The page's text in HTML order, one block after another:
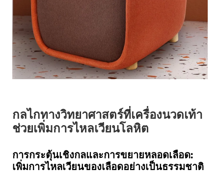
กลไกทางวิทยาศาสตร์ที่เครื่องนวดเท้า
ช่วยเพิ่มการไหลเวียนโลหิต
การกระตุ้นเชิงกลและการขยายหลอดเลือด:
เพิ่มการไหลเวียนของเลือดอย่างเป็นธรรมชาติ